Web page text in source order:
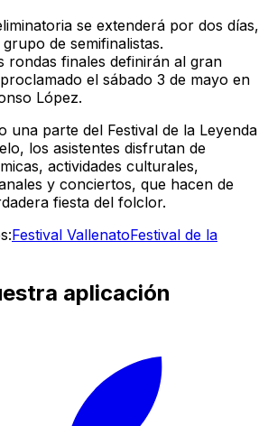
se extenderá por dos días,
de semifinalistas.
rondas finales definirán al gran
el sábado 3 de mayo en
López.
una parte del Festival de la Leyenda
los asistentes disfrutan de
actividades culturales,
y conciertos, que hacen de
fiesta del folclor.
Festival VallenatoFestival de la
aplicación